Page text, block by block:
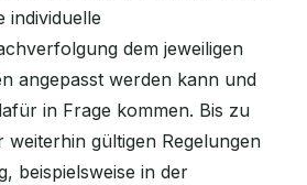
individuelle
dem jeweiligen
angepasst werden kann und
in Frage kommen. Bis zu
gültigen Regelungen
beispielsweise in der